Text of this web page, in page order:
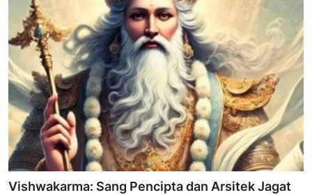
Vishwakarma: Sang Pencipta dan Arsitek Jagat